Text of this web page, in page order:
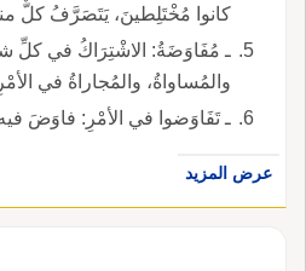
كانوا مُخْتَلِطينَ، يَتَصَرَّفُ كلٌّ
ـ مُفَاوَضَةُ: الاشْتِرَاكُ في كلِّ
والمُساواةُ، والمُجاراةُ في
ـ تَفَاوَضوا في الأمْرِ: فاوَضَ
عرض المزيد